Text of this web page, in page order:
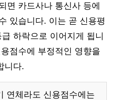
면 카드사나 통신사 등에
있습니다. 이는 곧 신용평
하락으로 이어지게 됩니
점수에 부정적인 영향을
니다.
연체라도 신용점수에는